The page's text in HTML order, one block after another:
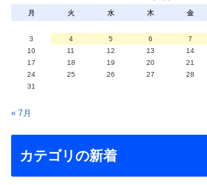
月 火 水 木 金
3
4 5 6 7
10
11 12 13 14
17
18 19 20 21
24
25 26 27 28
31
« 7月
カテゴリの新着